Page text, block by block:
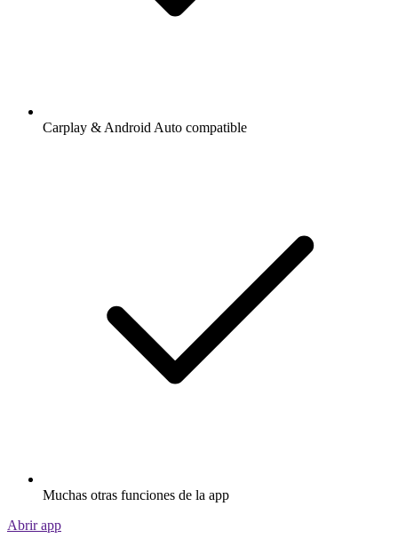
Carplay & Android Auto compatible
Muchas otras funciones de la app
Abrir app